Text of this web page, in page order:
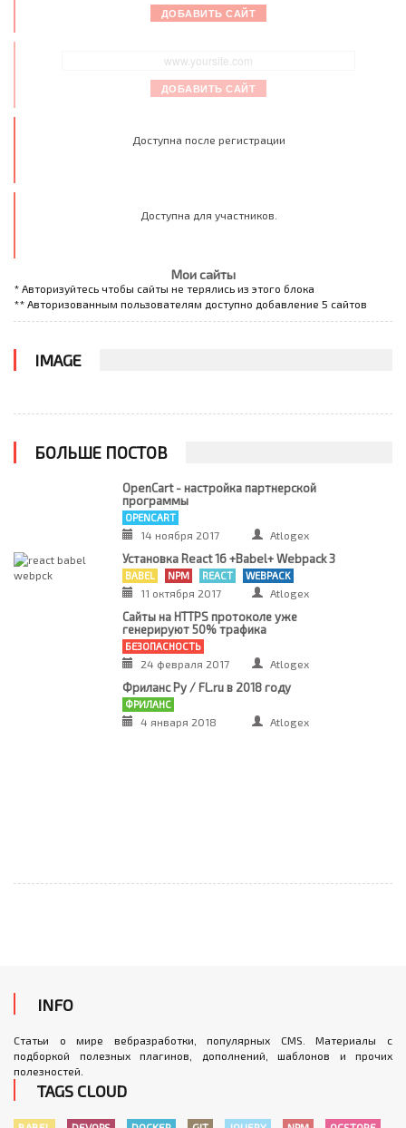
ДОБАВИТЬ САЙТ
ДОБАВИТЬ САЙТ
Доступна после регистрации
Доступна для участников.
Мои сайты
* Авторизуйтесь чтобы сайты не терялись из этого блока
** Авторизованным пользователям доступно добавление 5 сайтов
IMAGE
БОЛЬШЕ ПОСТОВ
OpenCart - настройка партнерской
программы
OPENCART
14 ноября 2017 Atlogex
Установка React 16 +Babel+ Webpack 3
BABEL NPM REACT WEBPACK
11 октября 2017 Atlogex
Сайты на HTTPS протоколе уже
генерируют 50% трафика
БЕЗОПАСНОСТЬ
24 февраля 2017 Atlogex
Фриланс Ру / FL.ru в 2018 году
ФРИЛАНС
4 января 2018 Atlogex
INFO
Статьи о мире вебразработки, популярных CMS. Материалы с
подборкой полезных плагинов, дополнений, шаблонов и прочих
полезностей.
TAGS CLOUD